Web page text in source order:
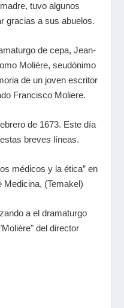
tuvo algunos
gracias a sus abuelos.
de cepa, Jean-
Molière, seudónimo
de un joven escritor
Francisco Moliere.
de 1673. Este día
breves líneas.
médicos y la ética” en
Medicina, (Temakel)
ael dramaturgo
del director